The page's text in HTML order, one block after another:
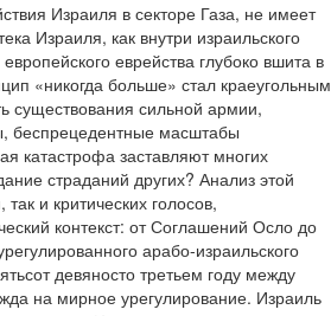
Израиля в секторе Газа, не имеет
Израиля, как внутри израильского
еврейства глубоко вшита в
«никогда больше» стал краеугольным
существования сильной армии,
беспрецедентные масштабы
катастрофа заставляют многих
страданий других? Анализ этой
и критических голосов,
контекст: от Соглашений Осло до
арабо-израильского
девяносто третьем году между
на мирное урегулирование. Израиль